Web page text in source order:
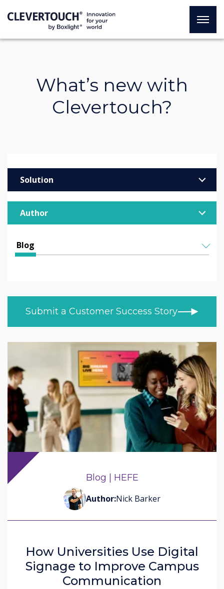
What’s new with
Clevertouch?
Solution
HEFE
Retail
MOD/Government
Author
Melizza Cuizon
Adam Kingshot
Jack Willson
Mark Tildesley
Gareth Middleton
Nick Barker
Nick Pietza
Corinna Denbow
Blog
CUSTOMER STORIES
BLOG
LEARN AT HOME
PRODUCT NEWS
Submit a Customer Success Story
Blog | HEFE
Author:Nick Barker
How Universities Use Digital
Signage to Improve Campus
Communication